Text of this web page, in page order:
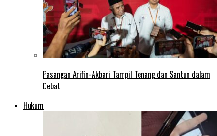
Pasangan Arifin-Akbari Tampil Tenang dan Santun dalam
Debat
Hukum